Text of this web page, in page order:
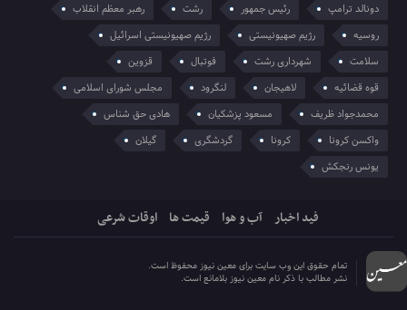
دونالد ترامپ
رئیس جمهور رشت
رهبر معظم انقلاب
روسیه
رژیم صهیونیستی
رژیم صهیونیستی اسرائیل
سلامت
شهرداری رشت فوتبال
قزوین
قوه قضائیه
لاهیجان لنگرود
مجلس شورای اسلامی
محمدجواد ظریف
مسعود پزشکیان
هادی حق شناس
واکسن کرونا
کرونا گردشگری
گیلان
یونس رنجکش
فید اخبار آب و هوا قیمت ها اوقات شرعی
تمام حقوق این وب سایت برای معین نیوز محفوظ است.
نشر مطالب با ذکر نام معین نیوز بلامانع است.